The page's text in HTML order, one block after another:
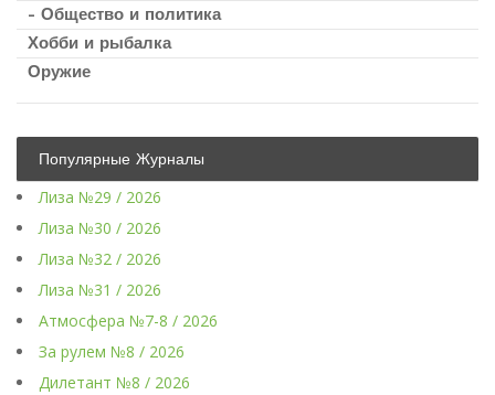
- Общество и политика
Хобби и рыбалка
Оружие
Популярные Журналы
Лиза №29 / 2026
Лиза №30 / 2026
Лиза №32 / 2026
Лиза №31 / 2026
Атмосфера №7-8 / 2026
За рулем №8 / 2026
Дилетант №8 / 2026